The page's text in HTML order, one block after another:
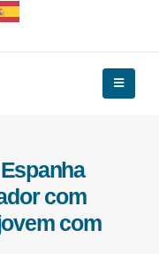
com
com